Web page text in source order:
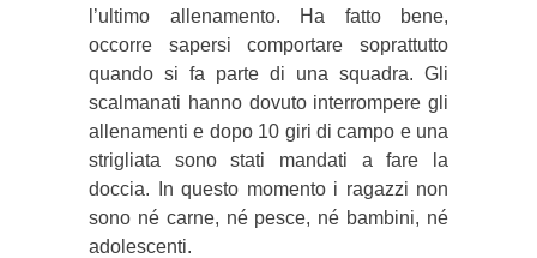
l’ultimo allenamento. Ha fatto bene,
occorre sapersi comportare soprattutto
quando si fa parte di una squadra. Gli
scalmanati hanno dovuto interrompere gli
allenamenti e dopo 10 giri di campo e una
strigliata sono stati mandati a fare la
doccia. In questo momento i ragazzi non
sono né carne, né pesce, né bambini, né
adolescenti.